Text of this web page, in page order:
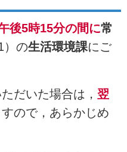
後5時15分の間に常
）の生活環境課にご
だいた場合は， 翌
ので，あらかじめ